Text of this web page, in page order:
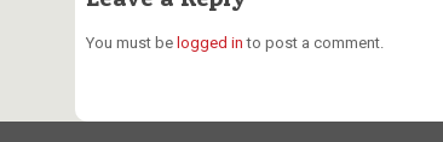
You must be logged in to post a comment.